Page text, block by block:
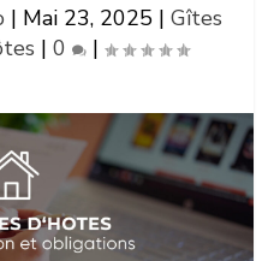
| Mai 23, 2025 | Gîtes
| 0 |